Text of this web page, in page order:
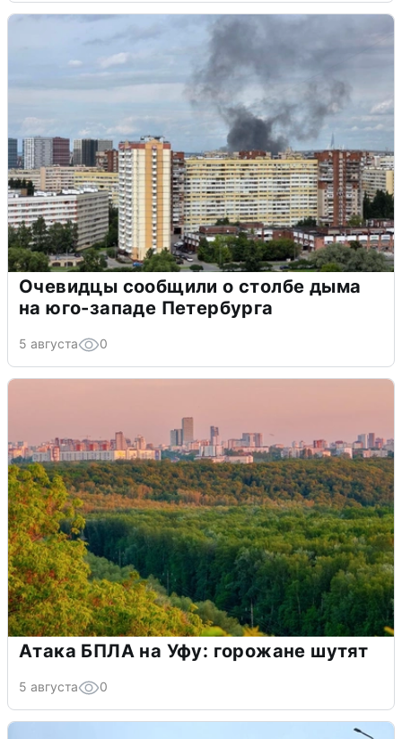
Очевидцы сообщили о столбе дыма
на юго-западе Петербурга
5 августа 0
Атака БПЛА на Уфу: горожане шутят
5 августа 0